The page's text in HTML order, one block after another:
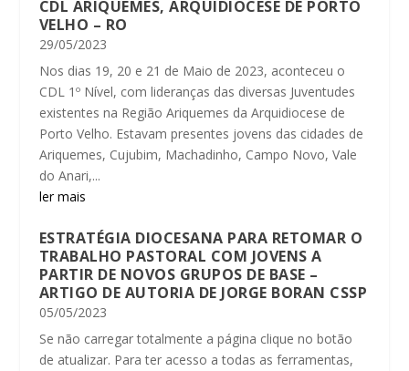
CDL ARIQUEMES, ARQUIDIOCESE DE PORTO
VELHO – RO
29/05/2023
Nos dias 19, 20 e 21 de Maio de 2023, aconteceu o
CDL 1º Nível, com lideranças das diversas Juventudes
existentes na Região Ariquemes da Arquidiocese de
Porto Velho. Estavam presentes jovens das cidades de
Ariquemes, Cujubim, Machadinho, Campo Novo, Vale
do Anari,...
ler mais
ESTRATÉGIA DIOCESANA PARA RETOMAR O
TRABALHO PASTORAL COM JOVENS A
PARTIR DE NOVOS GRUPOS DE BASE –
ARTIGO DE AUTORIA DE JORGE BORAN CSSP
05/05/2023
Se não carregar totalmente a página clique no botão
de atualizar. Para ter acesso a todas as ferramentas,